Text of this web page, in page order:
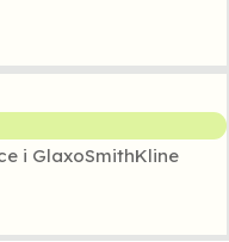
i GlaxoSmithKline